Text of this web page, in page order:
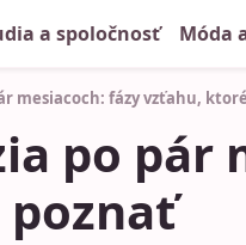
a spoločnosť Móda
mesiacoch: fázy vzťahu,
po pár